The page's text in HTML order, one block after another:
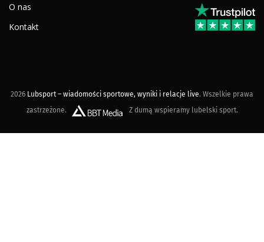
O nas
Kontakt
2026 Lubsport – wiadomości sportowe, wyniki i relacje live. Wszelkie prawa
zastrzeżone.
Z dumą wspieramy lubelski sport.